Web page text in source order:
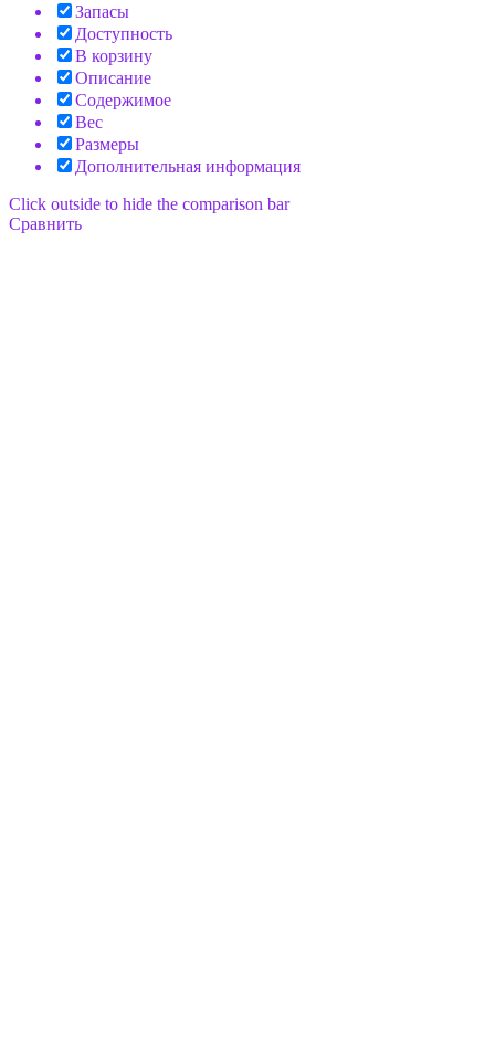
Запасы
Доступность
В корзину
Описание
Содержимое
Вес
Размеры
Дополнительная информация
Click outside to hide the comparison bar
Сравнить